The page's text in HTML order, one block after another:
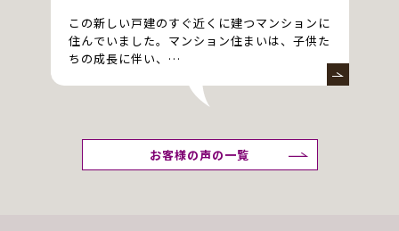
この新しい戸建のすぐ近くに建つマンションに
住んでいました。マンション住まいは、子供た
ちの成長に伴い、…
お客様の声の一覧